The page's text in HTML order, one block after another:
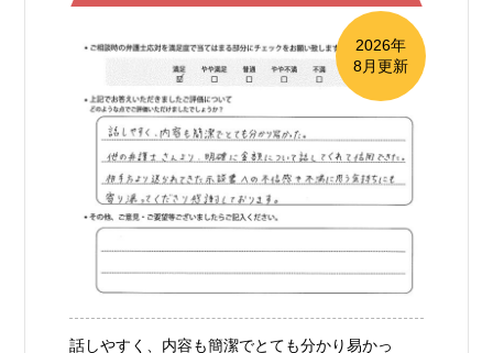
2026年
8月更新
話しやすく、内容も簡潔でとても分かり易かっ